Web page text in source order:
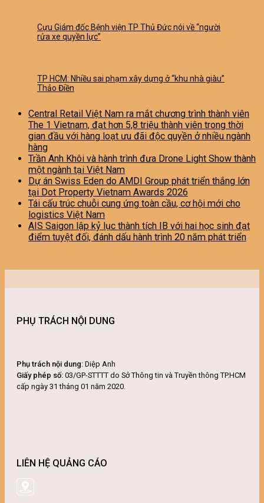
Cựu Giám đốc Bệnh viện TP Thủ Đức nói về “người
rửa xe quyền lực”
TP HCM: Nhiều sai phạm xây dựng ở “khu nhà giàu”
Thảo Điền
Central Retail Việt Nam ra mắt chương trình thành viên
The 1 Vietnam, đạt hơn 5,8 triệu thành viên trong thời
gian đầu với hàng loạt ưu đãi độc quyền ở nhiều ngành
hàng
Trần Anh Khôi và hành trình đưa Drone Light Show thành
một ngành tại Việt Nam
Dự án Swiss Eden do AMDI Group phát triển thắng lớn
tại Dot Property Vietnam Awards 2026
Tái cấu trúc chuỗi cung ứng toàn cầu, cơ hội mới cho
logistics Việt Nam
AIS Saigon lập kỷ lục thành tích IB với hai học sinh đạt
điểm tuyệt đối, đánh dấu hành trình 20 năm phát triển
PHỤ TRÁCH NỘI DUNG
Phụ trách nội dung: Diệp Anh
Giấy phép số: 03/GP-STTTT do Sở Thông tin và Truyền thông TP.HCM
cấp ngày 31 tháng 01 năm 2020.
LIÊN HỆ QUẢNG CÁO